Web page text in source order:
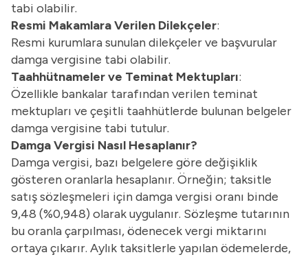
tabi olabilir.
Resmi Makamlara Verilen Dilekçeler:
Resmi kurumlara sunulan dilekçeler ve başvurular
damga vergisine tabi olabilir.
Taahhütnameler ve Teminat Mektupları:
Özellikle bankalar tarafından verilen teminat
mektupları ve çeşitli taahhütlerde bulunan belgeler
damga vergisine tabi tutulur.
Damga Vergisi Nasıl Hesaplanır?
Damga vergisi, bazı belgelere göre değişiklik
gösteren oranlarla hesaplanır. Örneğin; taksitle
satış sözleşmeleri için damga vergisi oranı binde
9,48 (%0,948) olarak uygulanır. Sözleşme tutarının
bu oranla çarpılması, ödenecek vergi miktarını
ortaya çıkarır. Aylık taksitlerle yapılan ödemelerde,